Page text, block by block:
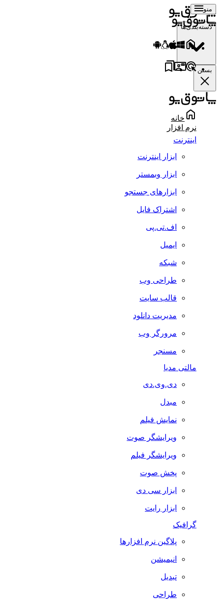
منو
دسته‌بندی‌ها
بستن
خانه
نرم افزار
اینترنت
ابزار اینترنت
ابزار وبمستر
ابزارهای جستجو
اشتراک فایل
اف.تی.پی
ایمیل
شبکه
طراحی وب
قالب سایت
مدیریت دانلود
مرورگر وب
مسنجر
مالتی مدیا
دی.وی.دی
مبدل
نمایش فیلم
ویرایشگر صوت
ویرایشگر فیلم
پخش صوت
ابزار سی دی
ابزار رایت
گرافیک
پلاگین نرم افزارها
انیمیشن
تبدیل
طراحی